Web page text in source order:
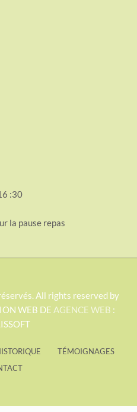
:30
la pause repas
All rights reserved by
WEB DE AGENCE WEB :
TÉMOIGNAGES